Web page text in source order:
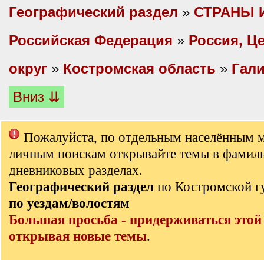
Географический раздел » СТРАНЫ
Российская Федерация » Россия,
округ » Костромская область »
Вниз ⇊
Пожалуйста, по отдельным населённым
личным поискам открывайте темы в
дневниковых разделах.
Географический раздел по Костромской
по уездам/волостям
Большая просьба - придерживаться
открывая новые темы.